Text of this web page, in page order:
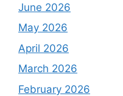
June 2026
May 2026
April 2026
March 2026
February 2026